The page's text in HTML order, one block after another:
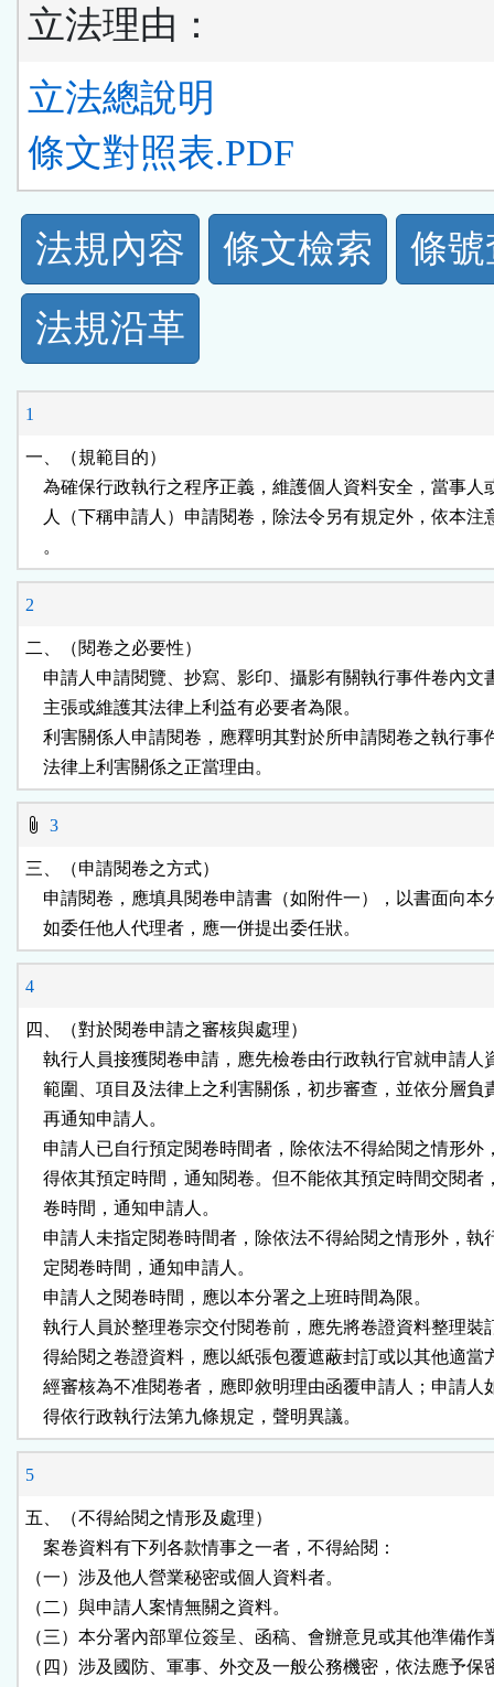
立法理由：
立法總說明
條文對照表.PDF
法
規
功
能
按
鈕
區
法規內容 條文檢索
條
法規沿革
1
一、（規範目的）
為確保行政執行之程序正義，維護個人資料安全，當事人
人（下稱申請人）申請閱卷，除法令另有規定外，依本注
    。
2
二、（閱卷之必要性）
申請人申請閱覽、抄寫、影印、攝影有關執行事件卷內文
    主張或維護其法律上利益有必要者為限。
利害關係人申請閱卷，應釋明其對於所申請閱卷之執行事
    法律上利害關係之正當理由。
3
三、（申請閱卷之方式）
申請閱卷，應填具閱卷申請書（如附件一），以書面向本
    如委任他人代理者，應一併提出委任狀。
4
四、（對於閱卷申請之審核與處理）
執行人員接獲閱卷申請，應先檢卷由行政執行官就申請人
範圍、項目及法律上之利害關係，初步審查，並依分層負
    再通知申請人。
申請人已自行預定閱卷時間者，除依法不得給閱之情形外
得依其預定時間，通知閱卷。但不能依其預定時間交閱者
    卷時間，通知申請人。
申請人未指定閱卷時間者，除依法不得給閱之情形外，執
    定閱卷時間，通知申請人。
    申請人之閱卷時間，應以本分署之上班時間為限。
執行人員於整理卷宗交付閱卷前，應先將卷證資料整理裝
得給閱之卷證資料，應以紙張包覆遮蔽封訂或以其他適當
經審核為不准閱卷者，應即敘明理由函覆申請人；申請人
    得依行政執行法第九條規定，聲明異議。
5
五、（不得給閱之情形及處理）
    案卷資料有下列各款情事之一者，不得給閱：
（一）涉及他人營業秘密或個人資料者。
（二）與申請人案情無關之資料。
（三）本分署內部單位簽呈、函稿、會辦意見或其他準備作
（四）涉及國防、軍事、外交及一般公務機密，依法應予保